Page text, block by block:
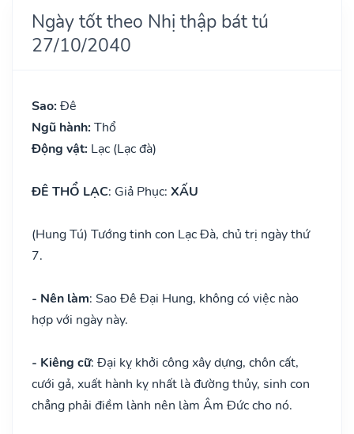
Ngày tốt theo Nhị thập bát tú
27/10/2040
Sao: Đê
Ngũ hành: Thổ
Động vật: Lạc (Lạc đà)
ĐÊ THỔ LẠC: Giả Phục: XẤU
(Hung Tú) Tướng tinh con Lạc Đà, chủ trị ngày thứ
7.
- Nên làm: Sao Đê Đại Hung, không có việc nào
hợp với ngày này.
- Kiêng cữ: Đại kỵ khởi công xây dựng, chôn cất,
cưới gả, xuất hành kỵ nhất là đường thủy, sinh con
chẳng phải điềm lành nên làm Âm Đức cho nó.